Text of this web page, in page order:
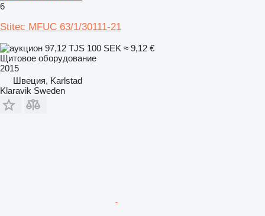
6
Stitec MFUC 63/1/30111-21
97,12 TJS 100 SEK ≈ 9,12 €
Щитовое оборудование
2015
Швеция, Karlstad
Klaravik Sweden